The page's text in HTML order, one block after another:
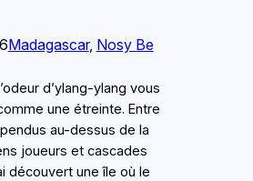
Madagascar, Nosy Be
d’ylang-ylang vous
une étreinte. Entre
au-dessus de la
joueurs et cascades
découvert une île où le